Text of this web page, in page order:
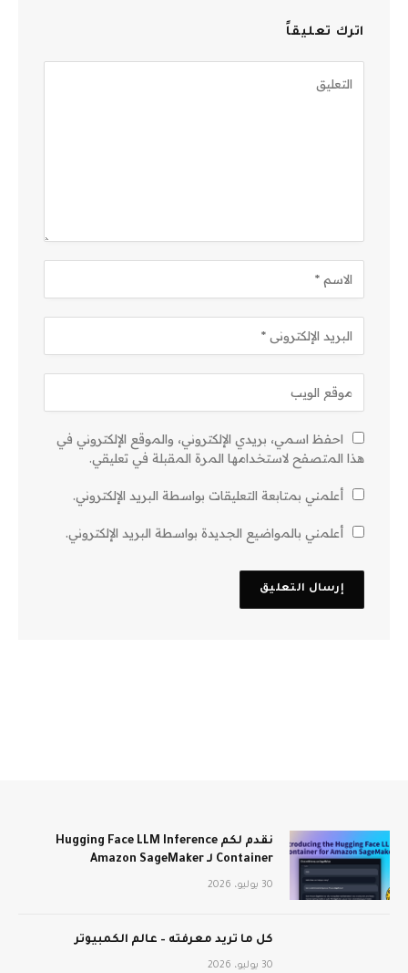
اترك تعليقاً
احفظ اسمي، بريدي الإلكتروني، والموقع الإلكتروني في
هذا المتصفح لاستخدامها المرة المقبلة في تعليقي.
أعلمني بمتابعة التعليقات بواسطة البريد الإلكتروني.
أعلمني بالمواضيع الجديدة بواسطة البريد الإلكتروني.
نقدم لكم Hugging Face LLM Inference
Container لـ Amazon SageMaker
30 يوليو، 2026
كل ما تريد معرفته – عالم الكمبيوتر
30 يوليو، 2026